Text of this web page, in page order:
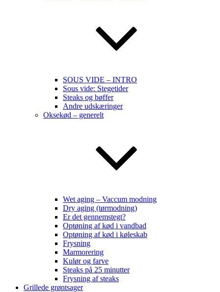
SOUS VIDE – INTRO
Sous vide: Stegetider
Steaks og bøffer
Andre udskæringer
Oksekød – generelt
Wet aging – Vaccum modning
Dry aging (tørmodning)
Er det gennemstegt?
Optøning af kød i vandbad
Optøning af kød i køleskab
Frysning
Marmorering
Kulør og farve
Steaks på 25 minutter
Frysning af steaks
Grillede grøntsager